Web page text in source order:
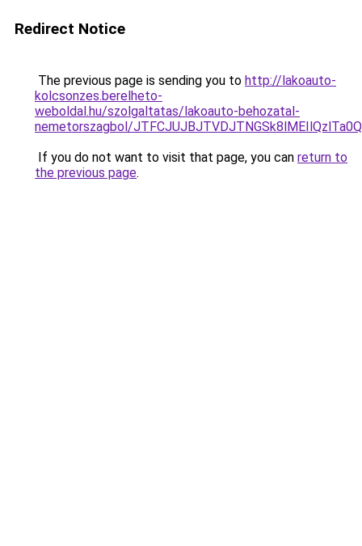
Redirect Notice
The previous page is sending you to http://lakoauto-
kolcsonzes.berelheto-
weboldal.hu/szolgaltatas/lakoauto-behozatal-
nemetorszagbol/
If you do not want to visit that page, you can return to
the previous page.